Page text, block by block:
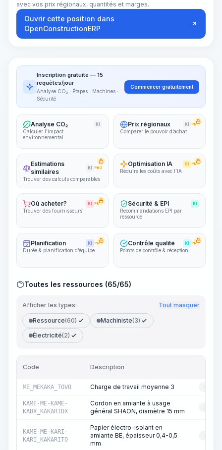
avec vos prix régionaux, quantités et marges.
Ouvrir cette position dans
OpenConstructionERP
Inscription gratuite — 15
requêtes/jour
Analyse CO₂ · Étapes · Machines ·
Sécurité
Commencer gratuitement
Analyse CO₂ KI
Calculer l’impact
environnemental
Prix régionaux KI PRO
Comparer le pouvoir d’achat
Estimations
similaires
KI PRO
Trouver des calculs comparables
Optimisation IA KI PRO
Réduire les coûts avec l’IA
Où acheter? KI PRO
Trouver des fournisseurs
Sécurité & EPI KI
Recommandations EPI par
ressource
Planification KI PRO
Durée & planification d’équipe
Contrôle qualité KI PRO
Points de contrôle & réception
Toutes les ressources (65/65)
Afficher les types: Tout masquer
Ressource(60) Machiniste(3)
Électricité(2)
Code Description
ME_MEKAKA_TOVO Charge de travail moyenne 3
KAME-ME-KAME-
KADX_KAKARIDX
Cordon en amiante à usage
général SHAON, diamètre 15 mm
KAME-ME-KARI-
KARI_KAKARITO
Papier électro-isolant en
amiante BE, épaisseur 0,4-0,5
mm